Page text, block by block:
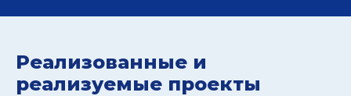
Реализованные и
реализуемые проекты